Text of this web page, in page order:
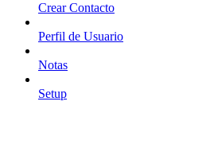
Crear Contacto
Perfil de Usuario
Notas
Setup